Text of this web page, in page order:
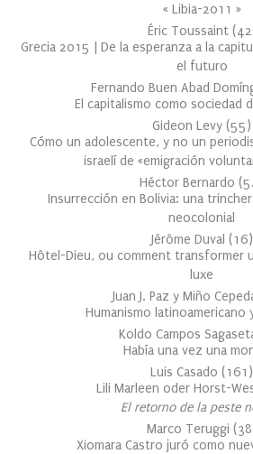
« Libia-2011 »
Éric Toussaint (42
Grecia 2015 | De la esperanza a la
el futuro
Fernando Buen Abad
El capitalismo como sociedad
Gideon Levy (55)
Cómo un adolescente, y no un
israelí de «emigración
Héctor Bernardo (
Insurrección en Bolivia: una
neocolonial
Jérôme Duval (16)
Hôtel-Dieu, ou comment transformer
luxe
Juan J. Paz y Miño
Humanismo latinoamericano
Koldo Campos
Había una vez una
Luis Casado (161 )
Lili Marleen oder Horst-
El retorno de la peste
Marco Teruggi (38
Xiomara Castro juró como